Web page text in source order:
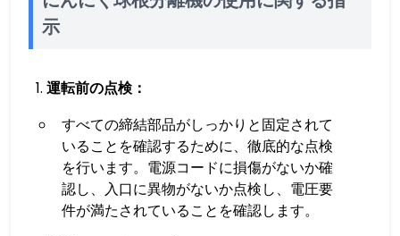
示
運転前の点検：
すべての締結部品がしっかりと固定されて
いることを確認するために、徹底的な点検
を行います。電源コードに損傷がないか確
認し、入口に異物がないか点検し、電圧要
件が満たされていることを確認します。